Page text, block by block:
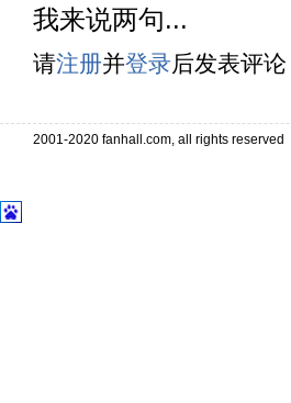
我来说两句...
请注册并登录后发表评论
2001-2020 fanhall.com, all rights reserved